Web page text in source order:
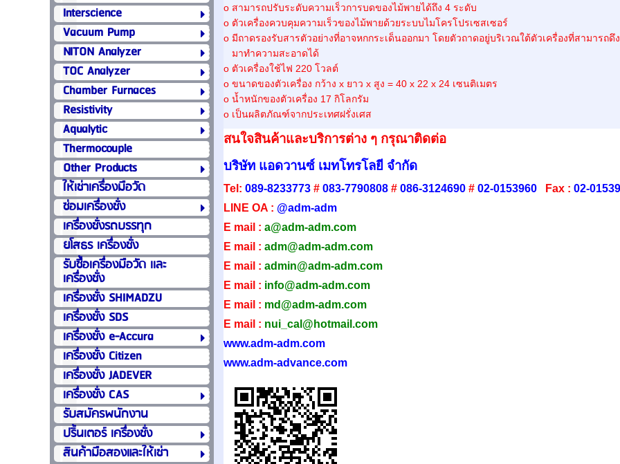
Interscience
Vacuum Pump
NITON Analyzer
TOC Analyzer
Chamber Furnaces
Resistivity
Aqualytic
Thermocouple
Other Products
ให้เช่าเครื่องมือวัด
ซ่อมเครื่องชั่ง
เครื่องชั่งรถบรรทุก
ยโสธร เครื่องชั่ง
รับซื้อเครื่องมือวัด เเละ
เครื่องชั่ง
เครื่องชั่ง SHIMADZU
เครื่องชั่ง SDS
เครื่องชั่ง e-Accura
เครื่องชั่ง Citizen
เครื่องชั่ง JADEVER
เครื่องชั่ง CAS
รับสมัครพนักงาน
ปริ้นเตอร์ เครื่องชั่ง
สินค้ามือสองและให้เช่า
o สามารถปรับระดับความเร็วการบดของไม้พายได้ถึง 4 ระดับ
o ตัวเครื่องควบคุมความเร็วของไม้พายด้วยระบบไมโครโปรเซสเซอร์
o มีถาดรองรับสารตัวอย่างที่อาจหกกระเด็นออกมา โดยตัวถาดอยู่บริเวณใต้ตัวเครื่องที่สามารถดึ
มาทำความสะอาดได้
o ตัวเครื่องใช้ไฟ 220 โวลต์
o ขนาดของตัวเครื่อง กว้าง x ยาว x สูง = 40 x 22 x 24 เซนติเมตร
o น้ำหนักของตัวเครื่อง 17 กิโลกรัม
o เป็นผลิตภัณฑ์จากประเทศฝรั่งเศส
สนใจสินค้าและบริการต่าง ๆ กรุณาติดต่อ
บริษัท แอดวานซ์ เมทโทรโลยี จำกัด
Tel: 089-8233773# 083-7790808# 086-3124690# 02-0153960Fax : 02-
LINE OA : @adm-adm
E mail : a@adm-adm.com
E mail : adm@adm-adm.com
E mail : admin@adm-ad m.com
E mail : info@adm-adm.com
E mail : md@adm-adm.com
E mail : nui_cal@hotmail.com
www.adm-adm.com
www.adm-advance.com